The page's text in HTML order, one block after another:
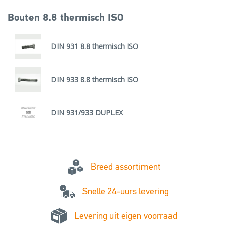
Bouten 8.8 thermisch ISO
DIN 931 8.8 thermisch ISO
DIN 933 8.8 thermisch ISO
DIN 931/933 DUPLEX
Breed assortiment
Snelle 24-uurs levering
Levering uit eigen voorraad